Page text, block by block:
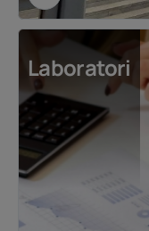
Laboratori